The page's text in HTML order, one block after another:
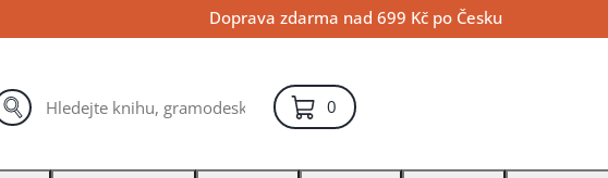
Doprava zdarma nad 699 Kč po Česku
hledat
0položek – košík